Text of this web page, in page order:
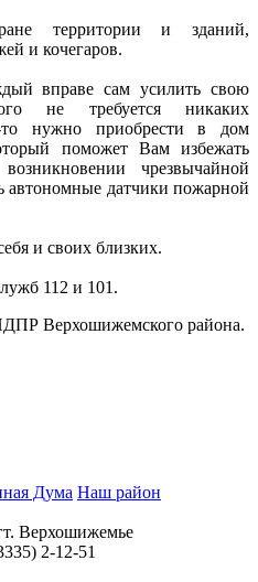
территории и зданий,
и кочегаров.
вправе сам усилить свою
не требуется никаких
то нужно приобрести в дом
поможет Вам избежать
чрезвычайной
автономные датчики пожарной
и своих близких.
112 и 101.
Верхошижемского района.
Дума Наш район
Верхошижемье
2-12-51